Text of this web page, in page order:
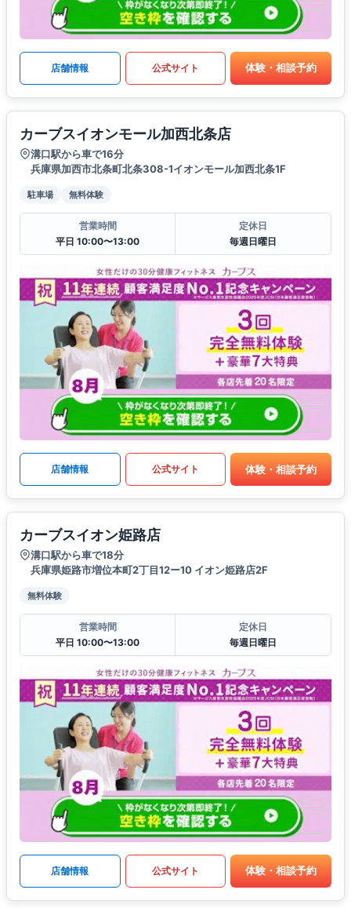
店舗情報 公式サイト 体験・相談予約
カーブスイオンモール加西北条店
溝口駅から車で16分
兵庫県加西市北条町北条308-1イオンモール加西北条1F
駐車場 無料体験
営業時間
平日 10:00〜13:00
定休日
毎週日曜日
店舗情報 公式サイト 体験・相談予約
カーブスイオン姫路店
溝口駅から車で18分
兵庫県姫路市増位本町2丁目12ー10 イオン姫路店2F
無料体験
営業時間
平日 10:00〜13:00
定休日
毎週日曜日
店舗情報 公式サイト 体験・相談予約